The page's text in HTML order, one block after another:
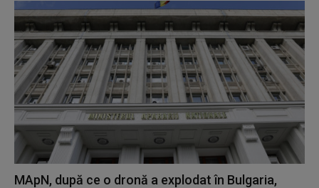
MApN, după ce o dronă a explodat în Bulgaria,